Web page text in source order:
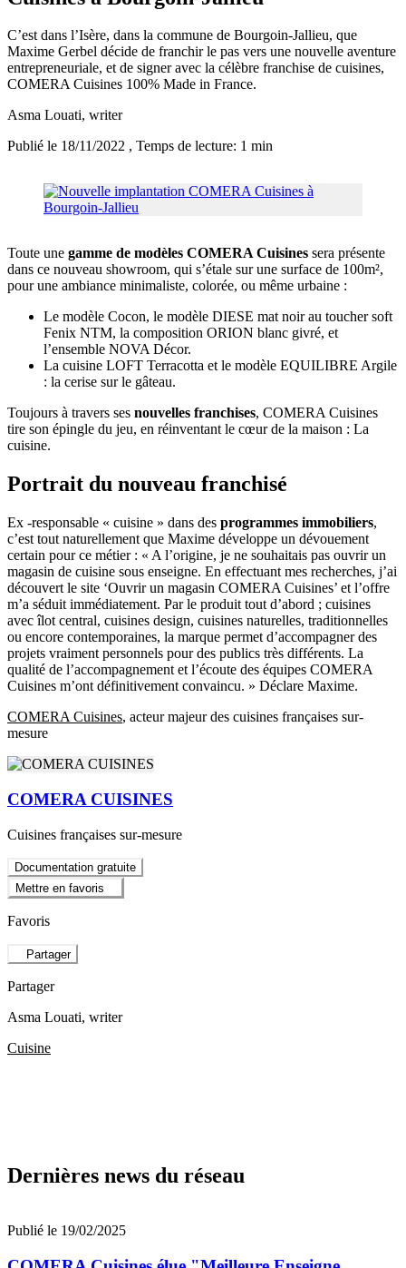
C’est dans l’Isère, dans la commune de Bourgoin-Jallieu, que
Maxime Gerbel décide de franchir le pas vers une nouvelle aventure
entrepreneuriale, et de signer avec la célèbre franchise de cuisines,
COMERA Cuisines 100% Made in France.
Asma Louati, writer
Publié le 18/11/2022 , Temps de lecture: 1 min
Toute une gamme de modèles COMERA Cuisines sera présente
dans ce nouveau showroom, qui s’étale sur une surface de 100m²,
pour une ambiance minimaliste, colorée, ou même urbaine :
Le modèle Cocon, le modèle DIESE mat noir au toucher soft
Fenix NTM, la composition ORION blanc givré, et
l’ensemble NOVA Décor.
La cuisine LOFT Terracotta et le modèle EQUILIBRE Argile
: la cerise sur le gâteau.
Toujours à travers ses nouvelles franchises, COMERA Cuisines
tire son épingle du jeu, en réinventant le cœur de la maison : La
cuisine.
Portrait du nouveau franchisé
Ex -responsable « cuisine » dans des programmes immobiliers,
c’est tout naturellement que Maxime développe un dévouement
certain pour ce métier : « A l’origine, je ne souhaitais pas ouvrir un
magasin de cuisine sous enseigne. En effectuant mes recherches, j’ai
découvert le site ‘Ouvrir un magasin COMERA Cuisines’ et l’offre
m’a séduit immédiatement. Par le produit tout d’abord ; cuisines
avec îlot central, cuisines design, cuisines naturelles, traditionnelles
ou encore contemporaines, la marque permet d’accompagner des
projets vraiment personnels pour des publics très différents. La
qualité de l’accompagnement et l’écoute des équipes COMERA
Cuisines m’ont définitivement convaincu. » Déclare Maxime.
COMERA Cuisines, acteur majeur des cuisines françaises sur-
mesure
COMERA CUISINES
Cuisines françaises sur-mesure
Documentation gratuite
Mettre en favoris
Favoris
Partager
Partager
Asma Louati, writer
Cuisine
Dernières news du réseau
Publié le 19/02/2025